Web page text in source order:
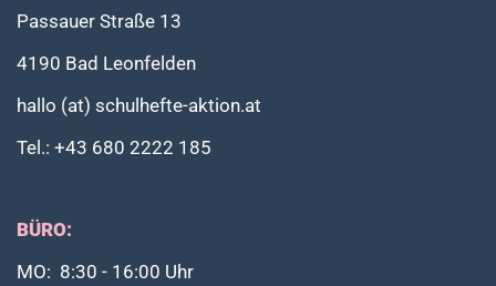
Passauer Straße 13
4190 Bad Leonfelden
hallo (at) schulhefte-aktion.at
Tel.: +43 680 2222 185
BÜRO:
MO: 8:30 - 16:00 Uhr